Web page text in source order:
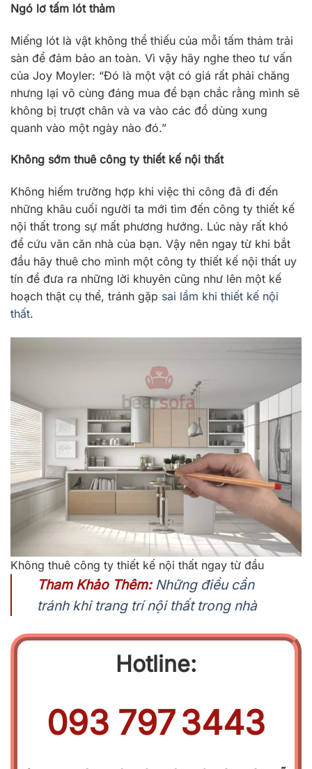
Ngó lơ tấm lót thảm
Miếng lót là vật không thể thiếu của mỗi tấm thảm trải
sàn để đảm bảo an toàn. Vì vậy hãy nghe theo tư vấn
của Joy Moyler: “Đó là một vật có giá rất phải chăng
nhưng lại vô cùng đáng mua để bạn chắc rằng mình sẽ
không bị trượt chân và va vào các đồ dùng xung
quanh vào một ngày nào đó.”
Không sớm thuê công ty thiết kế nội thất
Không hiếm trường hợp khi việc thi công đã đi đến
những khâu cuối người ta mới tìm đến công ty thiết kế
nội thất trong sự mất phương hướng. Lúc này rất khó
để cứu vãn căn nhà của bạn. Vậy nên ngay từ khi bắt
đầu hãy thuê cho mình một công ty thiết kế nội thất uy
tín để đưa ra những lời khuyên cũng như lên một kế
hoạch thật cụ thể, tránh gặp sai lầm khi thiết kế nội
thất.
Không thuê công ty thiết kế nội thất ngay từ đầu
Tham Khảo Thêm: Những điều cần
tránh khi trang trí nội thất trong nhà
Hotline:
093 797.3443